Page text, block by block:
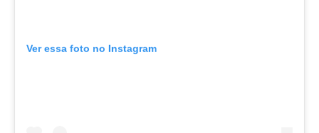
Ver essa foto no Instagram